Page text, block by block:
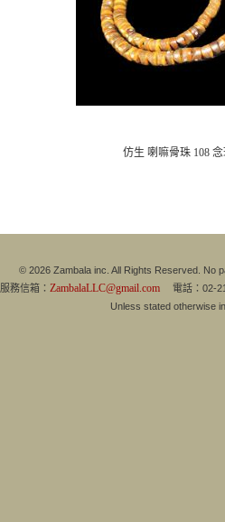
仿生 喇嘛骨珠 108 念
© 2026 Zambala inc. All Rights Reserved. No
服務信箱： ZambalaLLC@gmail.com 電話：02-
Unless stated